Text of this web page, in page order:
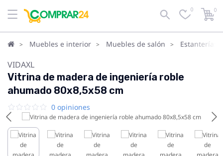
0 0
Muebles e interior Muebles de salón Estanterías
VIDAXL
Vitrina de madera de ingeniería roble
ahumado 80x8,5x58 cm
0 opiniones